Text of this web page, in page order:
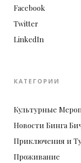
Facebook
Twitter
LinkedIn
КАТЕГОРИИ
Культурные
Новости Бинга
Приключения и
Проживание